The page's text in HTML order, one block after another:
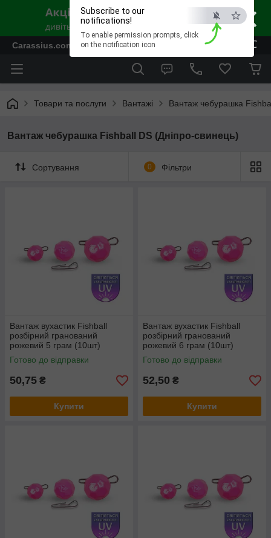
×
ESC
Subscribe to our
notifications!
To enable permission prompts, click
on the notification icon
Carassius.com.ua - Все для риболовлі та відпочинку
Товари та послуги Вантажі Вантаж чебурашка
Вантаж чебурашка Fishball DS (Дніпро-свинець)
Сортування 0 Фільтри
Вантаж вухастик Fishball
розбірний гранований
рожевий 5 грам (10шт)
Готово до відправки
50,75 ₴
Купити
Вантаж вухастик Fishball
розбірний гранований
рожевий 6 грам (10шт)
Готово до відправки
52,50 ₴
Купити